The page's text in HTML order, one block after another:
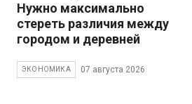
Нужно максимально
стереть различия между
городом и деревней
ЭКОНОМИКА 07 августа 2026